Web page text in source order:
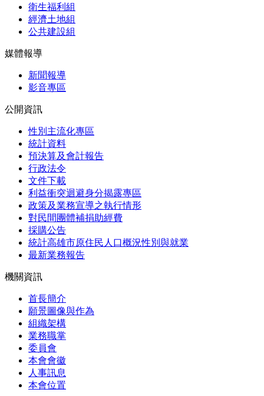
衛生福利組
經濟土地組
公共建設組
媒體報導
新聞報導
影音專區
公開資訊
性別主流化專區
統計資料
預決算及會計報告
行政法令
文件下載
利益衝突迴避身分揭露專區
政策及業務宣導之執行情形
對民間團體補捐助經費
採購公告
統計高雄市原住民人口概況性別與就業
最新業務報告
機關資訊
首長簡介
願景圖像與作為
組織架構
業務職掌
委員會
本會會徽
人事訊息
本會位置